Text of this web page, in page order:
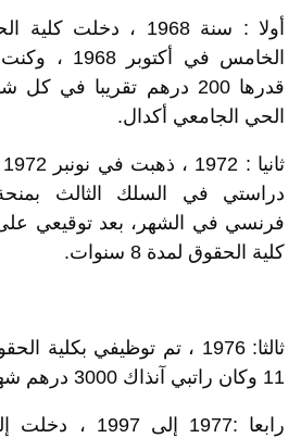
أولا : سنة 1968 ،
الخامس في
قدرها 200 درهم تقريبا
الحي الجامعي أكدال.
فرنسي في الشهر، بعد توقيعي
كلية الحقوق لمدة 8 سنوات.
ثالثا: 1976 ، تم توظيفي
11 وكان راتبي آنذاك 3000 درهم شهريا.
رابعا :1977 إلى